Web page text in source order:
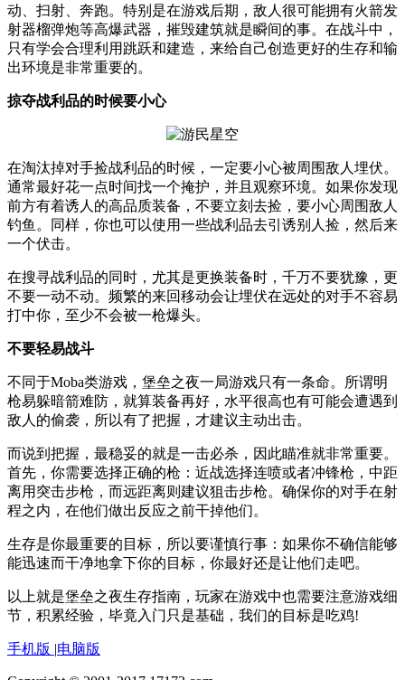
动、扫射、奔跑。特别是在游戏后期，敌人很可能拥有火箭发
射器榴弹炮等高爆武器，摧毁建筑就是瞬间的事。在战斗中，
只有学会合理利用跳跃和建造，来给自己创造更好的生存和输
出环境是非常重要的。
掠夺战利品的时候要小心
在淘汰掉对手捡战利品的时候，一定要小心被周围敌人埋伏。
通常最好花一点时间找一个掩护，并且观察环境。如果你发现
前方有着诱人的高品质装备，不要立刻去捡，要小心周围敌人
钓鱼。同样，你也可以使用一些战利品去引诱别人捡，然后来
一个伏击。
在搜寻战利品的同时，尤其是更换装备时，千万不要犹豫，更
不要一动不动。频繁的来回移动会让埋伏在远处的对手不容易
打中你，至少不会被一枪爆头。
不要轻易战斗
不同于Moba类游戏，堡垒之夜一局游戏只有一条命。所谓明
枪易躲暗箭难防，就算装备再好，水平很高也有可能会遭遇到
敌人的偷袭，所以有了把握，才建议主动出击。
而说到把握，最稳妥的就是一击必杀，因此瞄准就非常重要。
首先，你需要选择正确的枪：近战选择连喷或者冲锋枪，中距
离用突击步枪，而远距离则建议狙击步枪。确保你的对手在射
程之内，在他们做出反应之前干掉他们。
生存是你最重要的目标，所以要谨慎行事：如果你不确信能够
能迅速而干净地拿下你的目标，你最好还是让他们走吧。
以上就是堡垒之夜生存指南，玩家在游戏中也需要注意游戏细
节，积累经验，毕竟入门只是基础，我们的目标是吃鸡!
手机版 |电脑版